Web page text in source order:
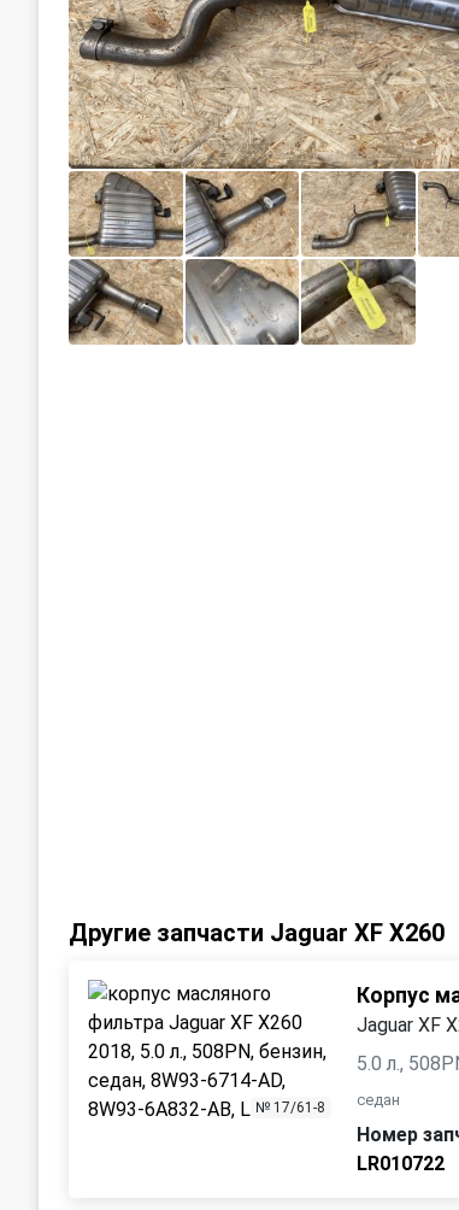
Другие запчасти Jaguar XF X260
№ 17/61-8
Корпус
Jaguar XF
5.0 л.,
седан
Номер
LR010722